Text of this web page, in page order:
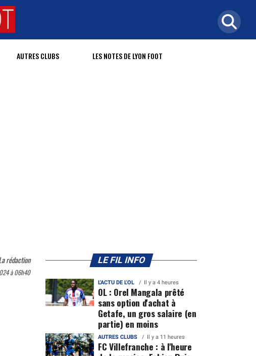
AUTRES CLUBS LES NOTES DE LYON FOOT
rédaction
à 06h40
LE FIL INFO
L'ACTU DE L'OL Il y a 4 heures
OL : Orel Mangala prêté
sans option d'achat à
Getafe, un gros salaire (en
partie) en moins
AUTRES CLUBS Il y a 11 heures
FC Villefranche : à l'heure